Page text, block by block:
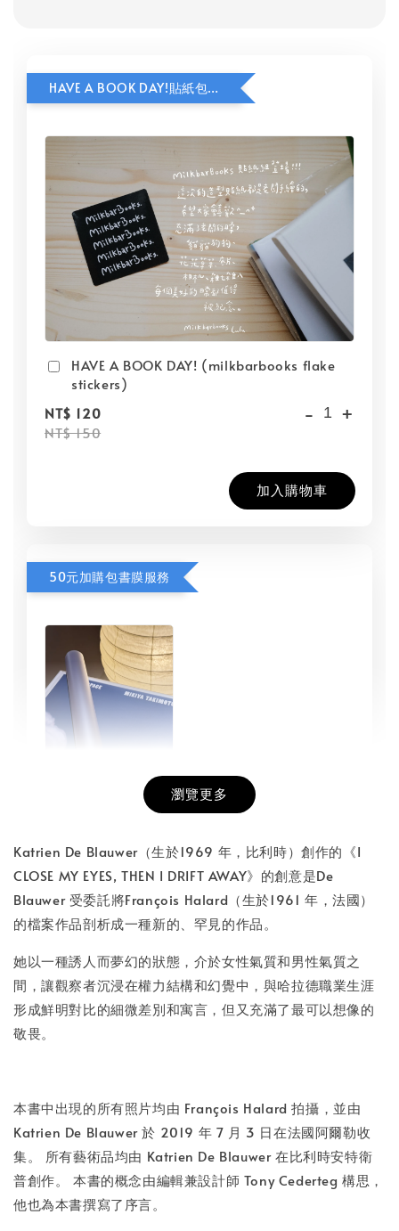
HAVE A BOOK DAY!貼紙包加價購
HAVE A BOOK DAY! (milkbarbooks flake
stickers)
NT$ 120
NT$ 150
- +
加入購物車
50元加購包書膜服務
NT$ 50
NT$ 100
- +
加入購物車
瀏覽更多
Katrien De Blauwer（生於1969 年，比利時）創作的《I
CLOSE MY EYES, THEN I DRIFT AWAY》的創意是De
Blauwer 受委託將François Halard（生於1961 年，法國）
的檔案作品剖析成一種新的、罕見的作品。
她以一種誘人而夢幻的狀態，介於女性氣質和男性氣質之
間，讓觀察者沉浸在權力結構和幻覺中，與哈拉德職業生涯
形成鮮明對比的細微差別和寓言，但又充滿了最可以想像的
敬畏。
本書中出現的所有照片均由 François Halard 拍攝，並由
Katrien De Blauwer 於 2019 年 7 月 3 日在法國阿爾勒收
集。 所有藝術品均由 Katrien De Blauwer 在比利時安特衛
普創作。 本書的概念由編輯兼設計師 Tony Cederteg 構思，
他也為本書撰寫了序言。